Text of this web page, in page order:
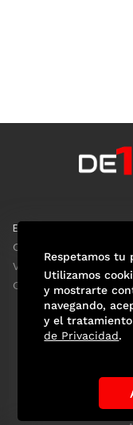
EL UNIVERSAL
Clase
ViveUSA
Confabulario
Historia de los
Las
Respetamos tu
Utilizamos
y mostrarte
navegando,
y el
de Privacidad.